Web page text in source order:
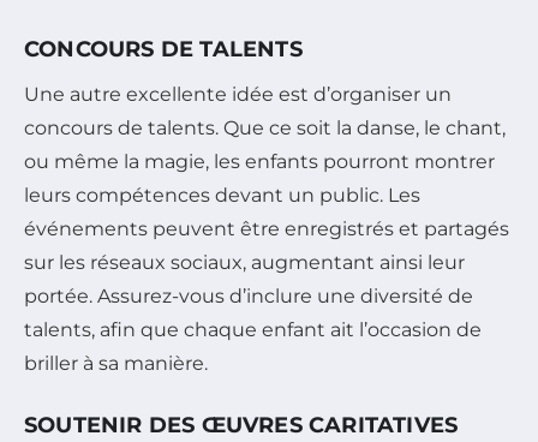
CONCOURS DE TALENTS
Une autre excellente idée est d’organiser un
concours de talents. Que ce soit la danse, le chant,
ou même la magie, les enfants pourront montrer
leurs compétences devant un public. Les
événements peuvent être enregistrés et partagés
sur les réseaux sociaux, augmentant ainsi leur
portée. Assurez-vous d’inclure une diversité de
talents, afin que chaque enfant ait l’occasion de
briller à sa manière.
SOUTENIR DES ŒUVRES CARITATIVES